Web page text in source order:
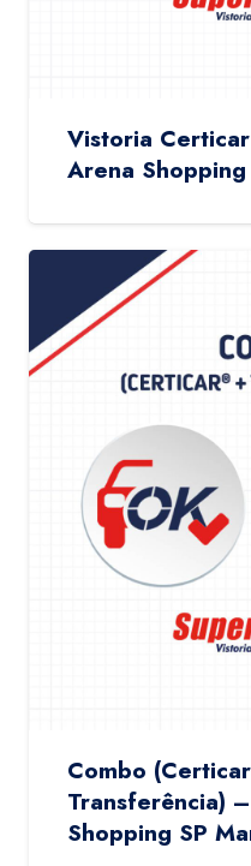
Vistoria
Arena
Combo
Transferência)
Shopping SP